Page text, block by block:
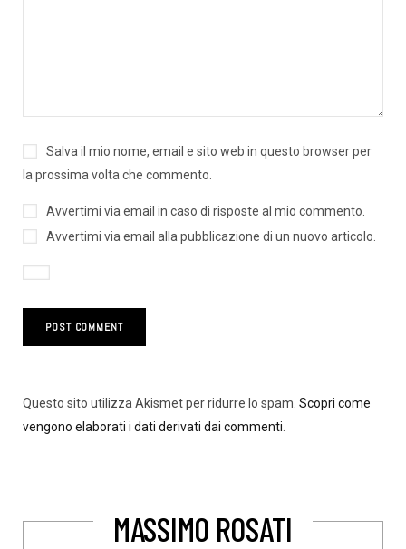
Salva il mio nome, email e sito web in questo browser per
la prossima volta che commento.
Avvertimi via email in caso di risposte al mio commento.
Avvertimi via email alla pubblicazione di un nuovo articolo.
Questo sito utilizza Akismet per ridurre lo spam. Scopri come
vengono elaborati i dati derivati dai commenti
MASSIMO ROSATI